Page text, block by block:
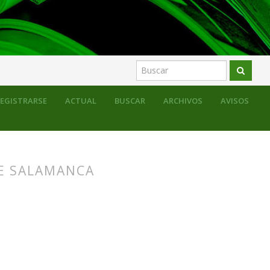
ACTUAL BUSCAR ARCHIVOS AVISOS
SALAMANCA